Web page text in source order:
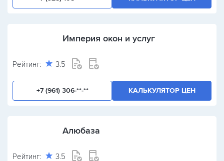
Империя окон и услуг
Рейтинг: 3.5
+7 (961) 306-**-** КАЛЬКУЛЯТОР ЦЕН
Алюбаза
Рейтинг: 3.5